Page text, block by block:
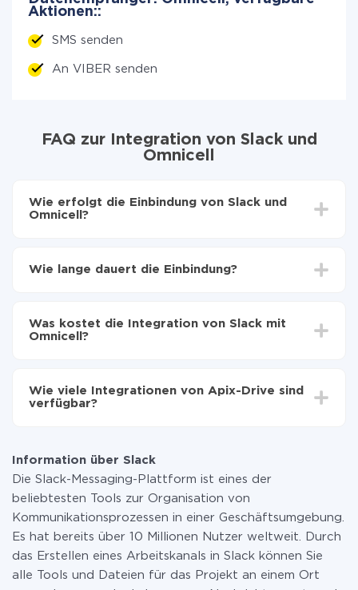
Aktionen::
SMS senden
An VIBER senden
FAQ zur Integration von Slack und
Omnicell
Wie erfolgt die Einbindung von Slack und
Omnicell?
übertragen
Omnicell übertragen
Wie lange dauert die Einbindung?
Im Durchschnitt dauert es 10-15 Minuten.
Was kostet die Integration von Slack mit
Omnicell?
zahlen nur für die Datenmenge, die über unseren
Service von einem System auf ein anderes übertragen
Weitere Informationen zu
Wie viele Integrationen von Apix-Drive sind
verfügbar?
Information über Slack
Die Slack-Messaging-Plattform ist eines der
beliebtesten Tools zur Organisation von
Kommunikationsprozessen in einer Geschäftsumgebung.
Es hat bereits über 10 Millionen Nutzer weltweit. Durch
das Erstellen eines Arbeitskanals in Slack können Sie
alle Tools und Dateien für das Projekt an einem Ort